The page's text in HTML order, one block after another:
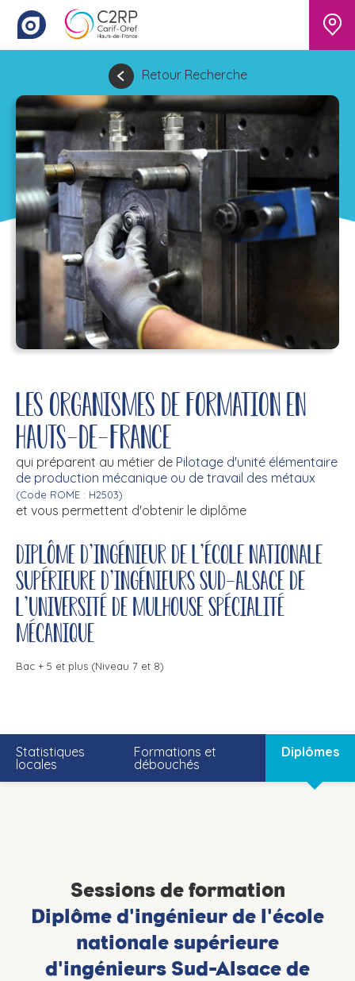
Retour Recherche
Les organismes de formation en
Hauts-de-France
qui préparent au métier de Pilotage d'unité élémentaire
de production mécanique ou de travail des métaux
(Code ROME : H2503)
et vous permettent d'obtenir le diplôme
Diplôme d'ingénieur de l'école nationale
supérieure d'ingénieurs Sud-Alsace de
l'université de Mulhouse spécialité
mécanique
Bac + 5 et plus (Niveau 7 et 8)
Statistiques
locales
Formations et
débouchés
Diplômes
Sessions de formation
Diplôme d'ingénieur de l'école
nationale supérieure
d'ingénieurs Sud-Alsace de